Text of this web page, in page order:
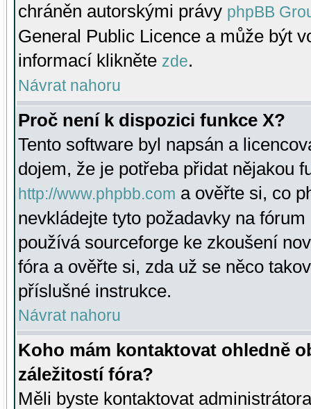
chráněn autorskými právy phpBB
General Public Licence a může být
informací klikněte zde.
Návrat nahoru
Proč není k dispozici funkce X?
Tento software byl napsán a
dojem, že je potřeba přidat nějakou
http://www.phpbb.com a ověřte si, co
nevkládejte tyto požadavky na
používá sourceforge ke zkoušení
fóra a ověřte si, zda už se něco
příslušné instrukce.
Návrat nahoru
Koho mám kontaktovat ohledně
záležitostí fóra?
Měli byste kontaktovat